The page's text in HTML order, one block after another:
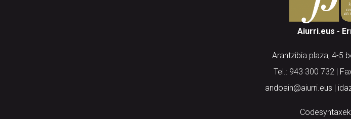
Aiurri.eus -
Arantzibia plaza, 4-5
Tel.: 943 300 732 |
andoain@aiurri.eus |